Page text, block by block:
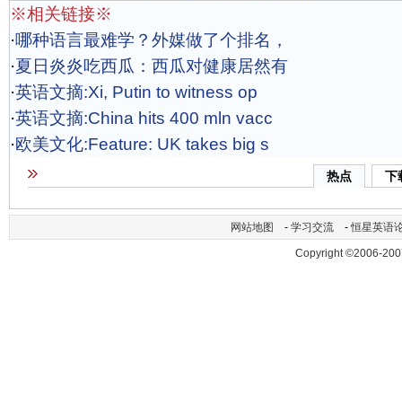
※相关链接※
·哪种语言最难学？外媒做了个排名，
·夏日炎炎吃西瓜：西瓜对健康居然有
·英语文摘:Xi, Putin to witness op
·英语文摘:China hits 400 mln vacc
·欧美文化:Feature: UK takes big s
热点 下
网站地图 - 学习交流 -恒星英语
Copyright ©2006-